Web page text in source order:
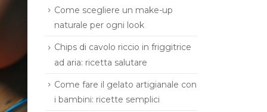
Come scegliere un make-up
naturale per ogni look
Chips di cavolo riccio in friggitrice
ad aria: ricetta salutare
Come fare il gelato artigianale con
i bambini: ricette semplici